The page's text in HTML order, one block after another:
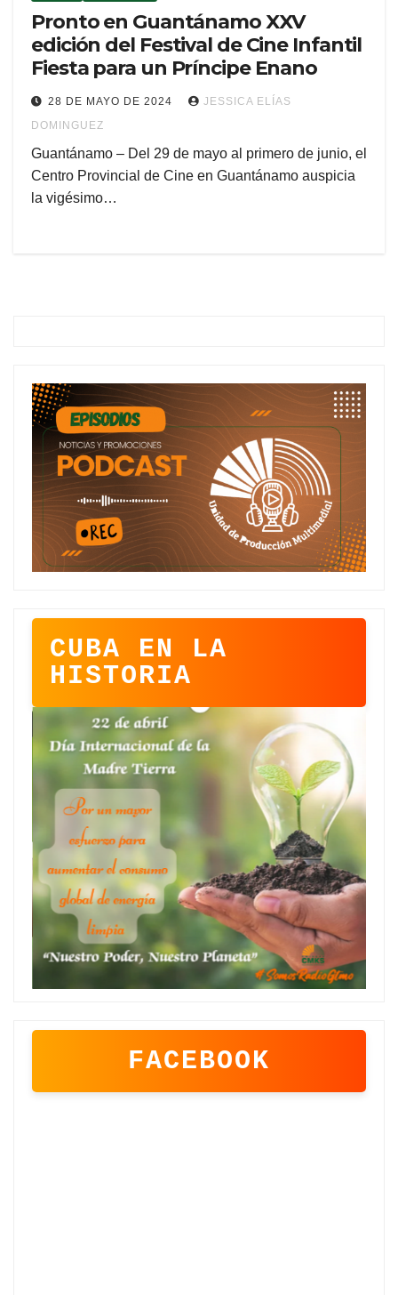
Pronto en Guantánamo XXV
edición del Festival de Cine Infantil
Fiesta para un Príncipe Enano
28 DE MAYO DE 2024
JESSICA ELÍAS
DOMINGUEZ
Guantánamo – Del 29 de mayo al primero de junio, el
Centro Provincial de Cine en Guantánamo auspicia
la vigésimo…
CUBA EN LA
HISTORIA
FACEBOOK